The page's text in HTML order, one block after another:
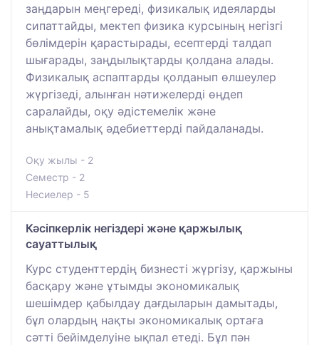
заңдарын меңгереді, физикалық идеяларды
сипаттайды, мектеп физика курсының негізгі
бөлімдерін қарастырады, есептерді талдап
шығарады, заңдылықтарды қолдана алады.
Физикалық аспаптарды қолданып өлшеулер
жүргізеді, алынған нәтижелерді өңдеп
саралайды, оқу әдістемелік және
анықтамалық әдебиеттерді пайдаланады.
Оқу жылы - 2
Семестр - 2
Несиелер - 5
Кәсіпкерлік негіздері және қаржылық
сауаттылық
Курс студенттердің бизнесті жүргізу, қаржыны
басқару және ұтымды экономикалық
шешімдер қабылдау дағдыларын дамытады,
бұл олардың нақты экономикалық ортаға
сәтті бейімделуіне ықпал етеді. Бұл пән